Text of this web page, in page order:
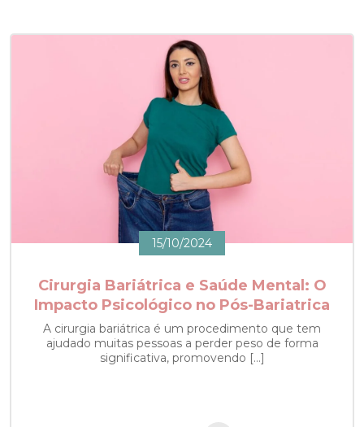
15/10/2024
Cirurgia Bariátrica e Saúde Mental: O
Impacto Psicológico no Pós-Bariatrica
A cirurgia bariátrica é um procedimento que tem
ajudado muitas pessoas a perder peso de forma
significativa, promovendo […]